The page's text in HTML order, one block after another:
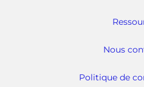
Nous
Politique de